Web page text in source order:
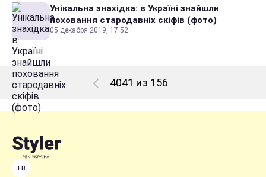
Унікальна знахідка: в Україні знайшли
поховання стародавніх скіфів (фото)
05 декабря 2019, 17:52
4041 из 156
FB